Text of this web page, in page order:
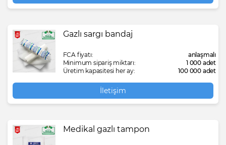
Gazlı sargı bandaj
FCA fiyatı:
anlaşmalı
Minimum sipariş miktarı:
1 000 adet
Üretim kapasitesi her ay:
100 000 adet
İletişim
Medikal gazlı tampon